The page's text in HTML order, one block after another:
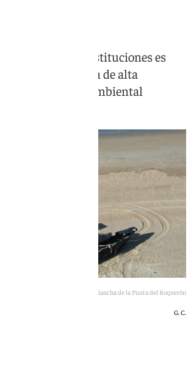
entre instituciones es
la embarcación de alta
un desastre ambiental
Guardia Civil y Costas retiran narcolancha de la Punta del Boquerón
G. C.